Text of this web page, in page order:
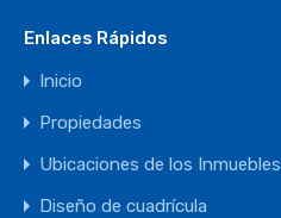
Enlaces Rápidos
Inicio
Propiedades
Ubicaciones de los Inmuebles
Diseño de cuadrícula